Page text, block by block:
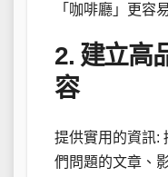
「咖啡廳」更容
2. 建立高
容
提供實用的資訊:
們問題的文章、